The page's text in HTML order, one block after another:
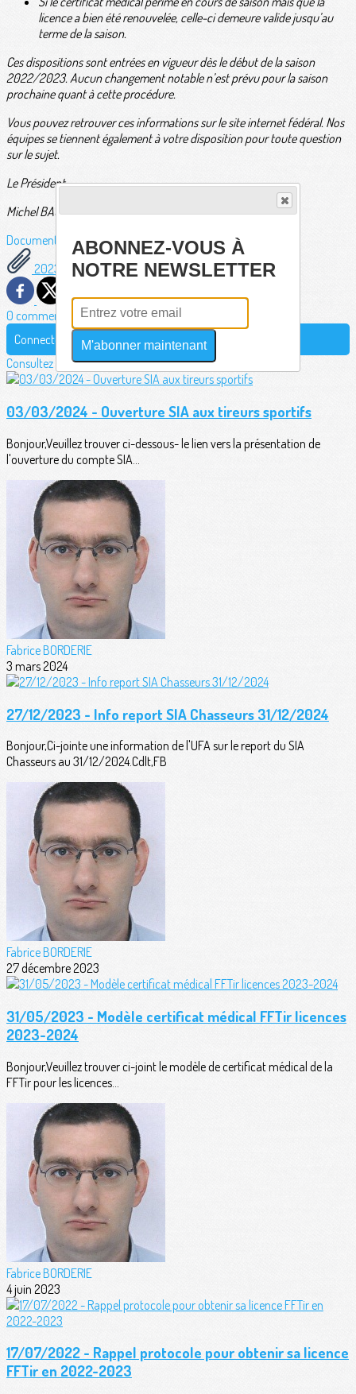
licence a bien été renouvelée, celle-ci demeure valide jusqu’au
terme de la saison.
Ces dispositions sont entrées en vigueur dès le début de la saison
2022/2023. Aucun changement notable n’est prévu pour la saison
prochaine quant à cette procédure.
Vous pouvez retrouver ces informations sur le site internet fédéral. Nos
équipes se tiennent également à votre disposition pour toute question
sur le sujet.
Le Président
Michel BACZYK"
Documents
20230531-FFTir-Circulaire-Licences-FFTir-23-24.pdf
0 commentaire(s)
Connectez-vous pour laisser un commentaire
Consultez également
03/03/2024 - Ouverture SIA aux tireurs sportifs
Bonjour,Veuillez trouver ci-dessous- le lien vers la présentation de
l'ouverture du compte SIA...
Fabrice BORDERIE
3 mars 2024
27/12/2023 - Info report SIA Chasseurs 31/12/2024
Bonjour,Ci-jointe une information de l'UFA sur le report du SIA
Chasseurs au 31/12/2024.Cdlt,FB
Fabrice BORDERIE
27 décembre 2023
31/05/2023 - Modèle certificat médical FFTir licences
2023-2024
Bonjour,Veuillez trouver ci-joint le modèle de certificat médical de la
FFTir pour les licences...
Fabrice BORDERIE
4 juin 2023
17/07/2022 - Rappel protocole pour obtenir sa licence
FFTir en 2022-2023
ABONNEZ-VOUS À
NOTRE NEWSLETTER
M'abonner maintenant